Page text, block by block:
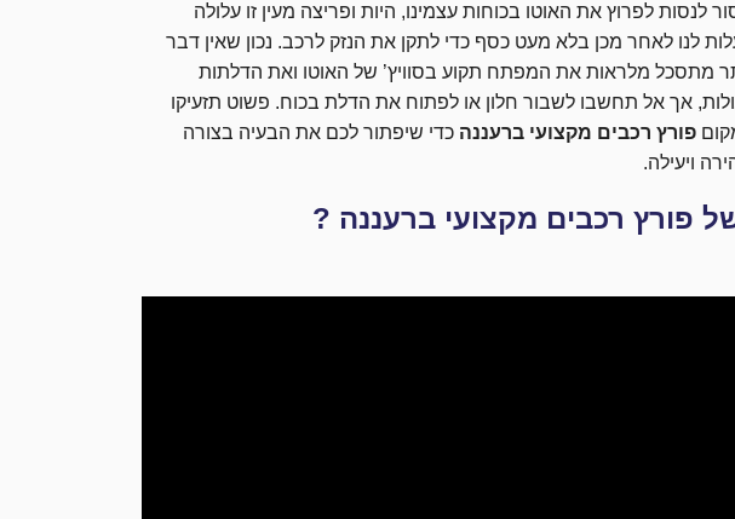
לנסות לפרוץ את האוטו בכוחות עצמינו, היות ופריצה מעין זו עלולה
לנו לאחר מכן בלא מעט כסף כדי לתקן את הנזק לרכב. נכון שאין דבר
מתסכל מלראות את המפתח תקוע בסוויץ’ של האוטו ואת הדלתות
אך אל תחשבו לשבור חלון או לפתוח את הדלת בכוח. פשוט תזעיקו
פורץ רכבים מקצועי ברעננה כדי שיפתור לכם את הבעיה בצורה
ויעילה.
פורץ רכבים מקצועי ברעננה ?